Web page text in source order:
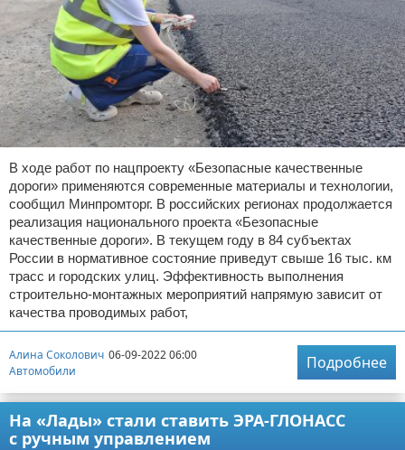
В ходе работ по нацпроекту «Безопасные качественные
дороги» применяются современные материалы и технологии,
сообщил Минпромторг. В российских регионах продолжается
реализация национального проекта «Безопасные
качественные дороги». В текущем году в 84 субъектах
России в нормативное состояние приведут свыше 16 тыс. км
трасс и городских улиц. Эффективность выполнения
строительно-монтажных мероприятий напрямую зависит от
качества проводимых работ,
Алина Соколович 06-09-2022 06:00
Автомобили
Подробнее
На «Лады» стали ставить ЭРА-ГЛОНАСС
с ручным управлением